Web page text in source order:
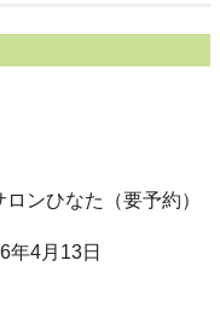
ンひなた（要予約）
年4月13日